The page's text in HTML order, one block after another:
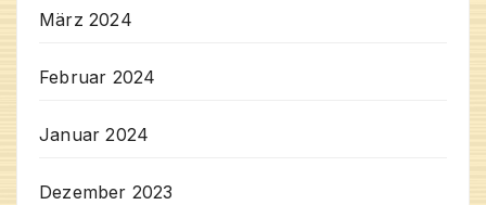
März 2024
Februar 2024
Januar 2024
Dezember 2023